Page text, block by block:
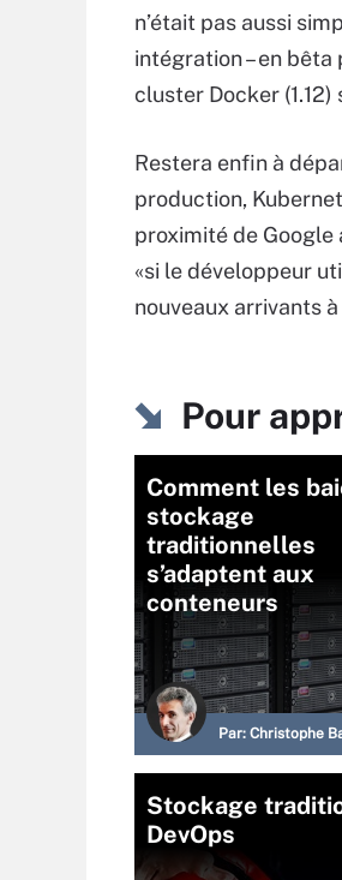
n’était pas aussi
intégration – en
cluster Docker (1.12)
Restera enfin à
production,
proximité de Google
«si le développeur
nouveaux arrivants
Pour
Comment les
stockage
traditionnelles
s’adaptent aux
conteneurs
Par: Christophe
Stockage
DevOps